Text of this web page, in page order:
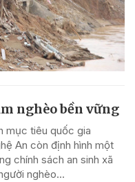
nghèo bền vững
mục tiêu quốc gia
An còn định hình một
chính sách an sinh xã
nghèo...